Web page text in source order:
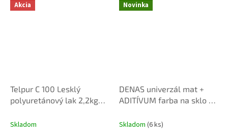
Akcia
Telpur C 100 Lesklý
polyuretánový lak 2,2kg
Skladom
Novinka
DENAS univerzál mat +
ADITÍVUM farba na sklo a
Skladom (6 ks)